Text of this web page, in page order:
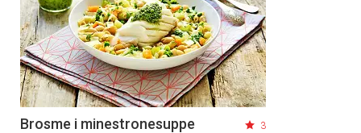
Brosme i minestronesuppe 3